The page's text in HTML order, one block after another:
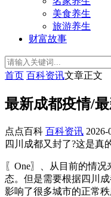
美食养生
旅游养生
财富故事
首页 百科资讯文章正文
最新成都疫情/
点点百科 百科资讯 2026-
四川成都又封了?这是真
〖One〗、从目前的情
态。但是需要根据四川
影响了很多城市的正常